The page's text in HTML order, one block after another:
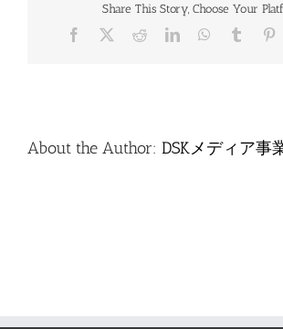
問
題
は
Share This Story, Choose Your
Facebook RedditLinkedInWhatsApp
Tumblr
About the Author: DSKメディア事